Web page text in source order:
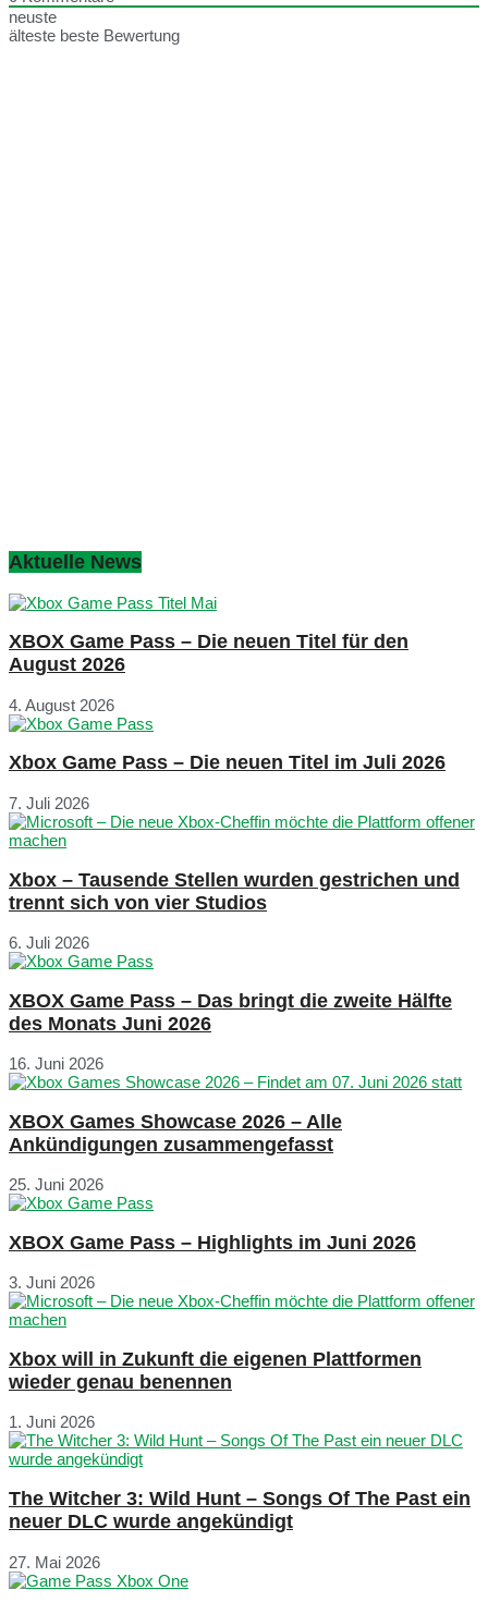
neuste
älteste beste Bewertung
Aktuelle News
XBOX Game Pass – Die neuen Titel für den
August 2026
4. August 2026
Xbox Game Pass – Die neuen Titel im Juli 2026
7. Juli 2026
Xbox – Tausende Stellen wurden gestrichen und
trennt sich von vier Studios
6. Juli 2026
XBOX Game Pass – Das bringt die zweite Hälfte
des Monats Juni 2026
16. Juni 2026
XBOX Games Showcase 2026 – Alle
Ankündigungen zusammengefasst
25. Juni 2026
XBOX Game Pass – Highlights im Juni 2026
3. Juni 2026
Xbox will in Zukunft die eigenen Plattformen
wieder genau benennen
1. Juni 2026
The Witcher 3: Wild Hunt – Songs Of The Past ein
neuer DLC wurde angekündigt
27. Mai 2026